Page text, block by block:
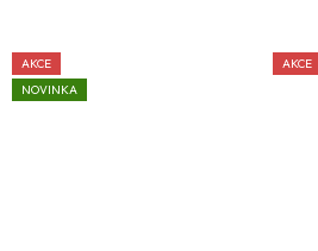
AKCE
NOVINKA
AKCE